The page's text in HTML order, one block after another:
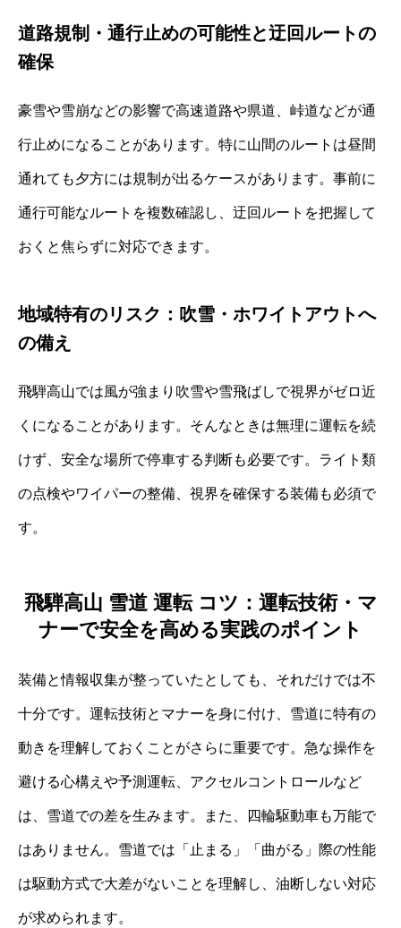
道路規制・通行止めの可能性と迂回ルートの
確保
豪雪や雪崩などの影響で高速道路や県道、峠道などが通
行止めになることがあります。特に山間のルートは昼間
通れても夕方には規制が出るケースがあります。事前に
通行可能なルートを複数確認し、迂回ルートを把握して
おくと焦らずに対応できます。
地域特有のリスク：吹雪・ホワイトアウトへ
の備え
飛騨高山では風が強まり吹雪や雪飛ばしで視界がゼロ近
くになることがあります。そんなときは無理に運転を続
けず、安全な場所で停車する判断も必要です。ライト類
の点検やワイパーの整備、視界を確保する装備も必須で
す。
飛騨高山 雪道 運転 コツ：運転技術・マ
ナーで安全を高める実践のポイント
装備と情報収集が整っていたとしても、それだけでは不
十分です。運転技術とマナーを身に付け、雪道に特有の
動きを理解しておくことがさらに重要です。急な操作を
避ける心構えや予測運転、アクセルコントロールなど
は、雪道での差を生みます。また、四輪駆動車も万能で
はありません。雪道では「止まる」「曲がる」際の性能
は駆動方式で大差がないことを理解し、油断しない対応
が求められます。